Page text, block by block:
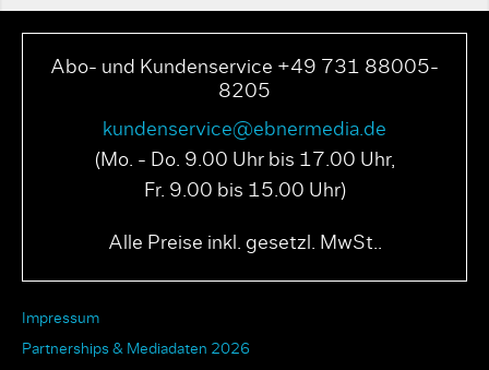
Abo- und Kundenservice +49 731 88005-
8205
kundenservice@ebnermedia.de
(Mo. - Do. 9.00 Uhr bis 17.00 Uhr,
Fr. 9.00 bis 15.00 Uhr)
Alle Preise inkl. gesetzl. MwSt..
Impressum
Partnerships & Mediadaten 2026